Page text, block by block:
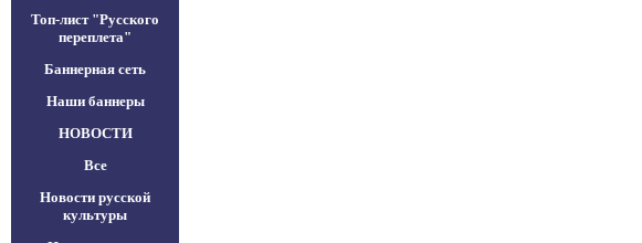
Топ-лист "Русского
переплета"
Баннерная сеть
Наши баннеры
НОВОСТИ
Все
Новости русской
культуры